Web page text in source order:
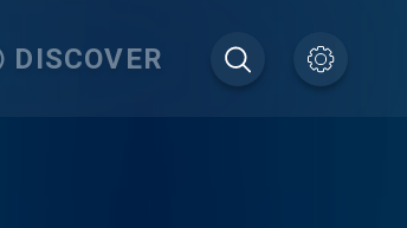
DISCOVER